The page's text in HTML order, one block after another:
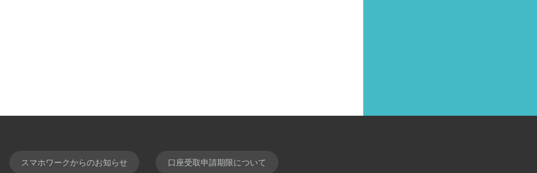
スマホワークからのお知らせ 口座受取申請期限について